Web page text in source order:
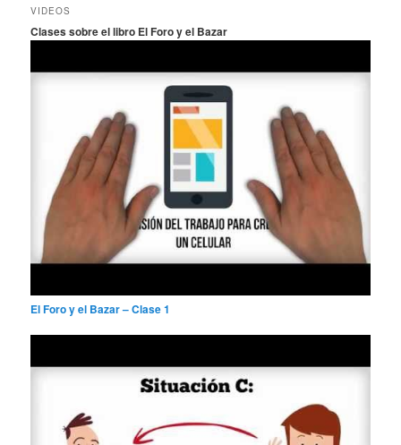
c
r
VIDEOS
Clases sobre el libro El Foro y el Bazar
El Foro y el Bazar – Clase 1